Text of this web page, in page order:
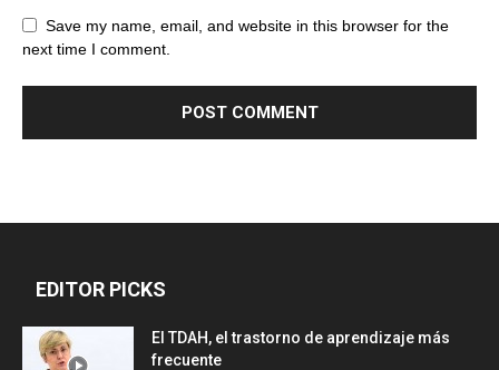
Save my name, email, and website in this browser for the
next time I comment.
EDITOR PICKS
El TDAH, el trastorno de aprendizaje más
frecuente